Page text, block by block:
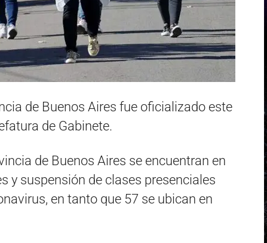
de Buenos Aires fue oficializado este
de Gabinete.
de Buenos Aires se encuentran en
y suspensión de clases presenciales
en tanto que 57 se ubican en